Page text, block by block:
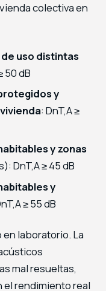
colectiva en
uso distintas
50 dB
y
: DnT,A ≥
y zonas
DnT,A ≥ 45 dB
y
≥ 55 dB
en laboratorio. La
mal resueltas,
rendimiento real